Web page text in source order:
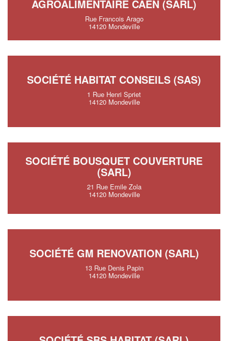
AGROALIMENTAIRE CAEN (SARL)
Rue Francois Arago
14120 Mondeville
SOCIÉTÉ HABITAT CONSEILS (SAS)
1 Rue Henri Spriet
14120 Mondeville
SOCIÉTÉ BOUSQUET COUVERTURE
(SARL)
21 Rue Emile Zola
14120 Mondeville
SOCIÉTÉ GM RENOVATION (SARL)
13 Rue Denis Papin
14120 Mondeville